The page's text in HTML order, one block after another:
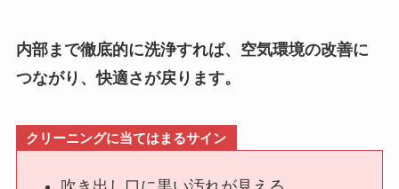
内部まで徹底的に洗浄すれば、空気環境の改善に
つながり、快適さが戻ります。
クリーニングに当てはまるサイン